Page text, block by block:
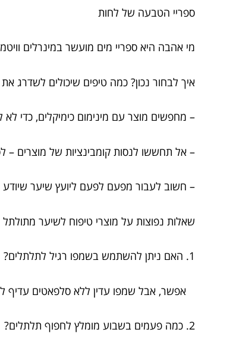
ספריי הטבעה של לחות
מי אהבה היא ספריי מים מועשר במינרלים
איך לבחור נכון? כמה טיפים שיכולים לשדרג
– מחפשים מוצר עם מינימום כימיקלים, כדי
– אל תחששו לנסות קומבינציות של מוצרים –
– חשוב לעבור מפעם לפעם ליועץ שיער
שאלות נפוצות על מוצרי טיפוח לשיער מתולתל
1. האם ניתן להשתמש בשמפו רגיל לתלתלים?
אפשר, אבל שמפו עדין ללא סלפאטים עדיף
2. כמה פעמים בשבוע מומלץ לחפוף תלתלים?